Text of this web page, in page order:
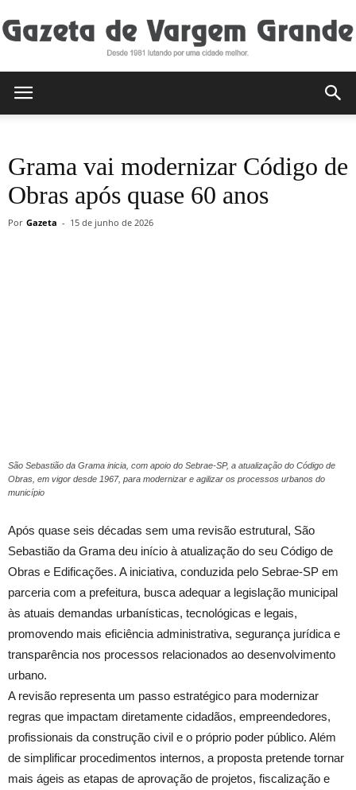
de
Grama vai modernizar Código de
Obras após quase 60 anos
Por Gazeta - 15 de junho de 2026
São Sebastião da Grama inicia, com apoio do Sebrae-SP, a atualização do Código de
Obras, em vigor desde 1967, para modernizar e agilizar os processos urbanos do
município
Após quase seis décadas sem uma revisão estrutural, São
Sebastião da Grama deu início à atualização do seu Código de
Obras e Edificações. A iniciativa, conduzida pelo Sebrae-SP em
parceria com a prefeitura, busca adequar a legislação municipal
às atuais demandas urbanísticas, tecnológicas e legais,
promovendo mais eficiência administrativa, segurança jurídica e
transparência nos processos relacionados ao desenvolvimento
urbano.
A revisão representa um passo estratégico para modernizar
regras que impactam diretamente cidadãos, empreendedores,
profissionais da construção civil e o próprio poder público. Além
de simplificar procedimentos internos, a proposta pretende tornar
mais ágeis as etapas de aprovação de projetos, fiscalização e